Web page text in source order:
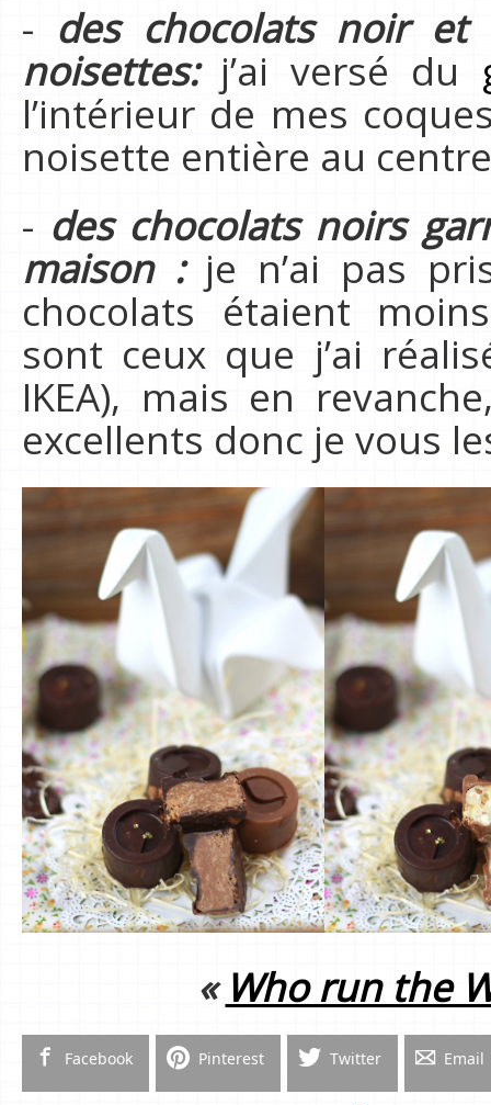
- des chocolats noir
noisettes:j’ai versé du
l’intérieur de mes
noisette entière au
- des chocolats noirs
maison :je n’ai pas
chocolats étaient
sont ceux que j’ai
IKEA), mais en
excellents donc je vous
« Who run the
Facebook Pinterest Twitter Email